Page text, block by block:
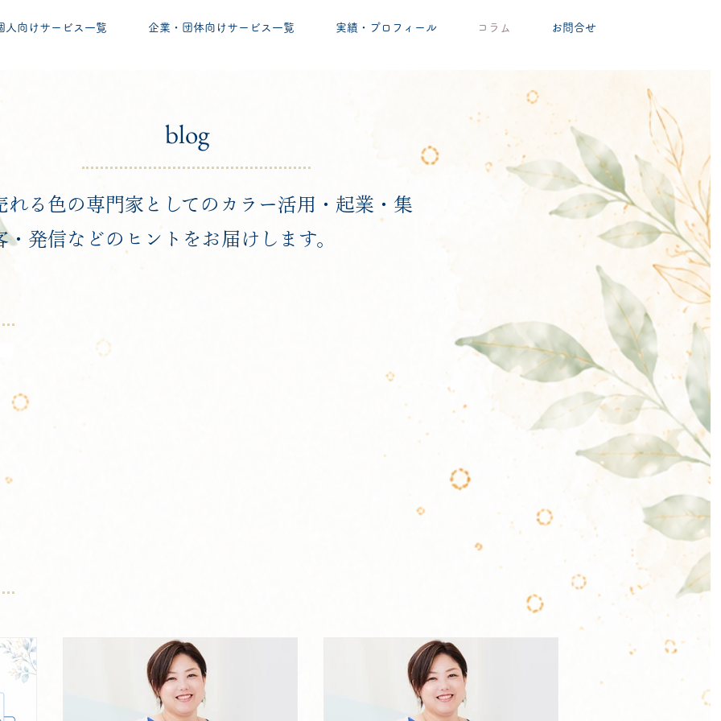
人向けサービス一覧 企業・団体向けサービス一覧 実績・プロフィール コラム お問合せ
blog
れる色の専門家としてのカラー活用・起業・集
・発信などのヒントをお届けします。